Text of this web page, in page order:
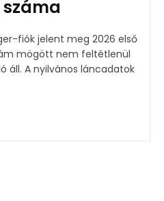
fiók jelent meg 2026 első
mögött nem feltétlenül